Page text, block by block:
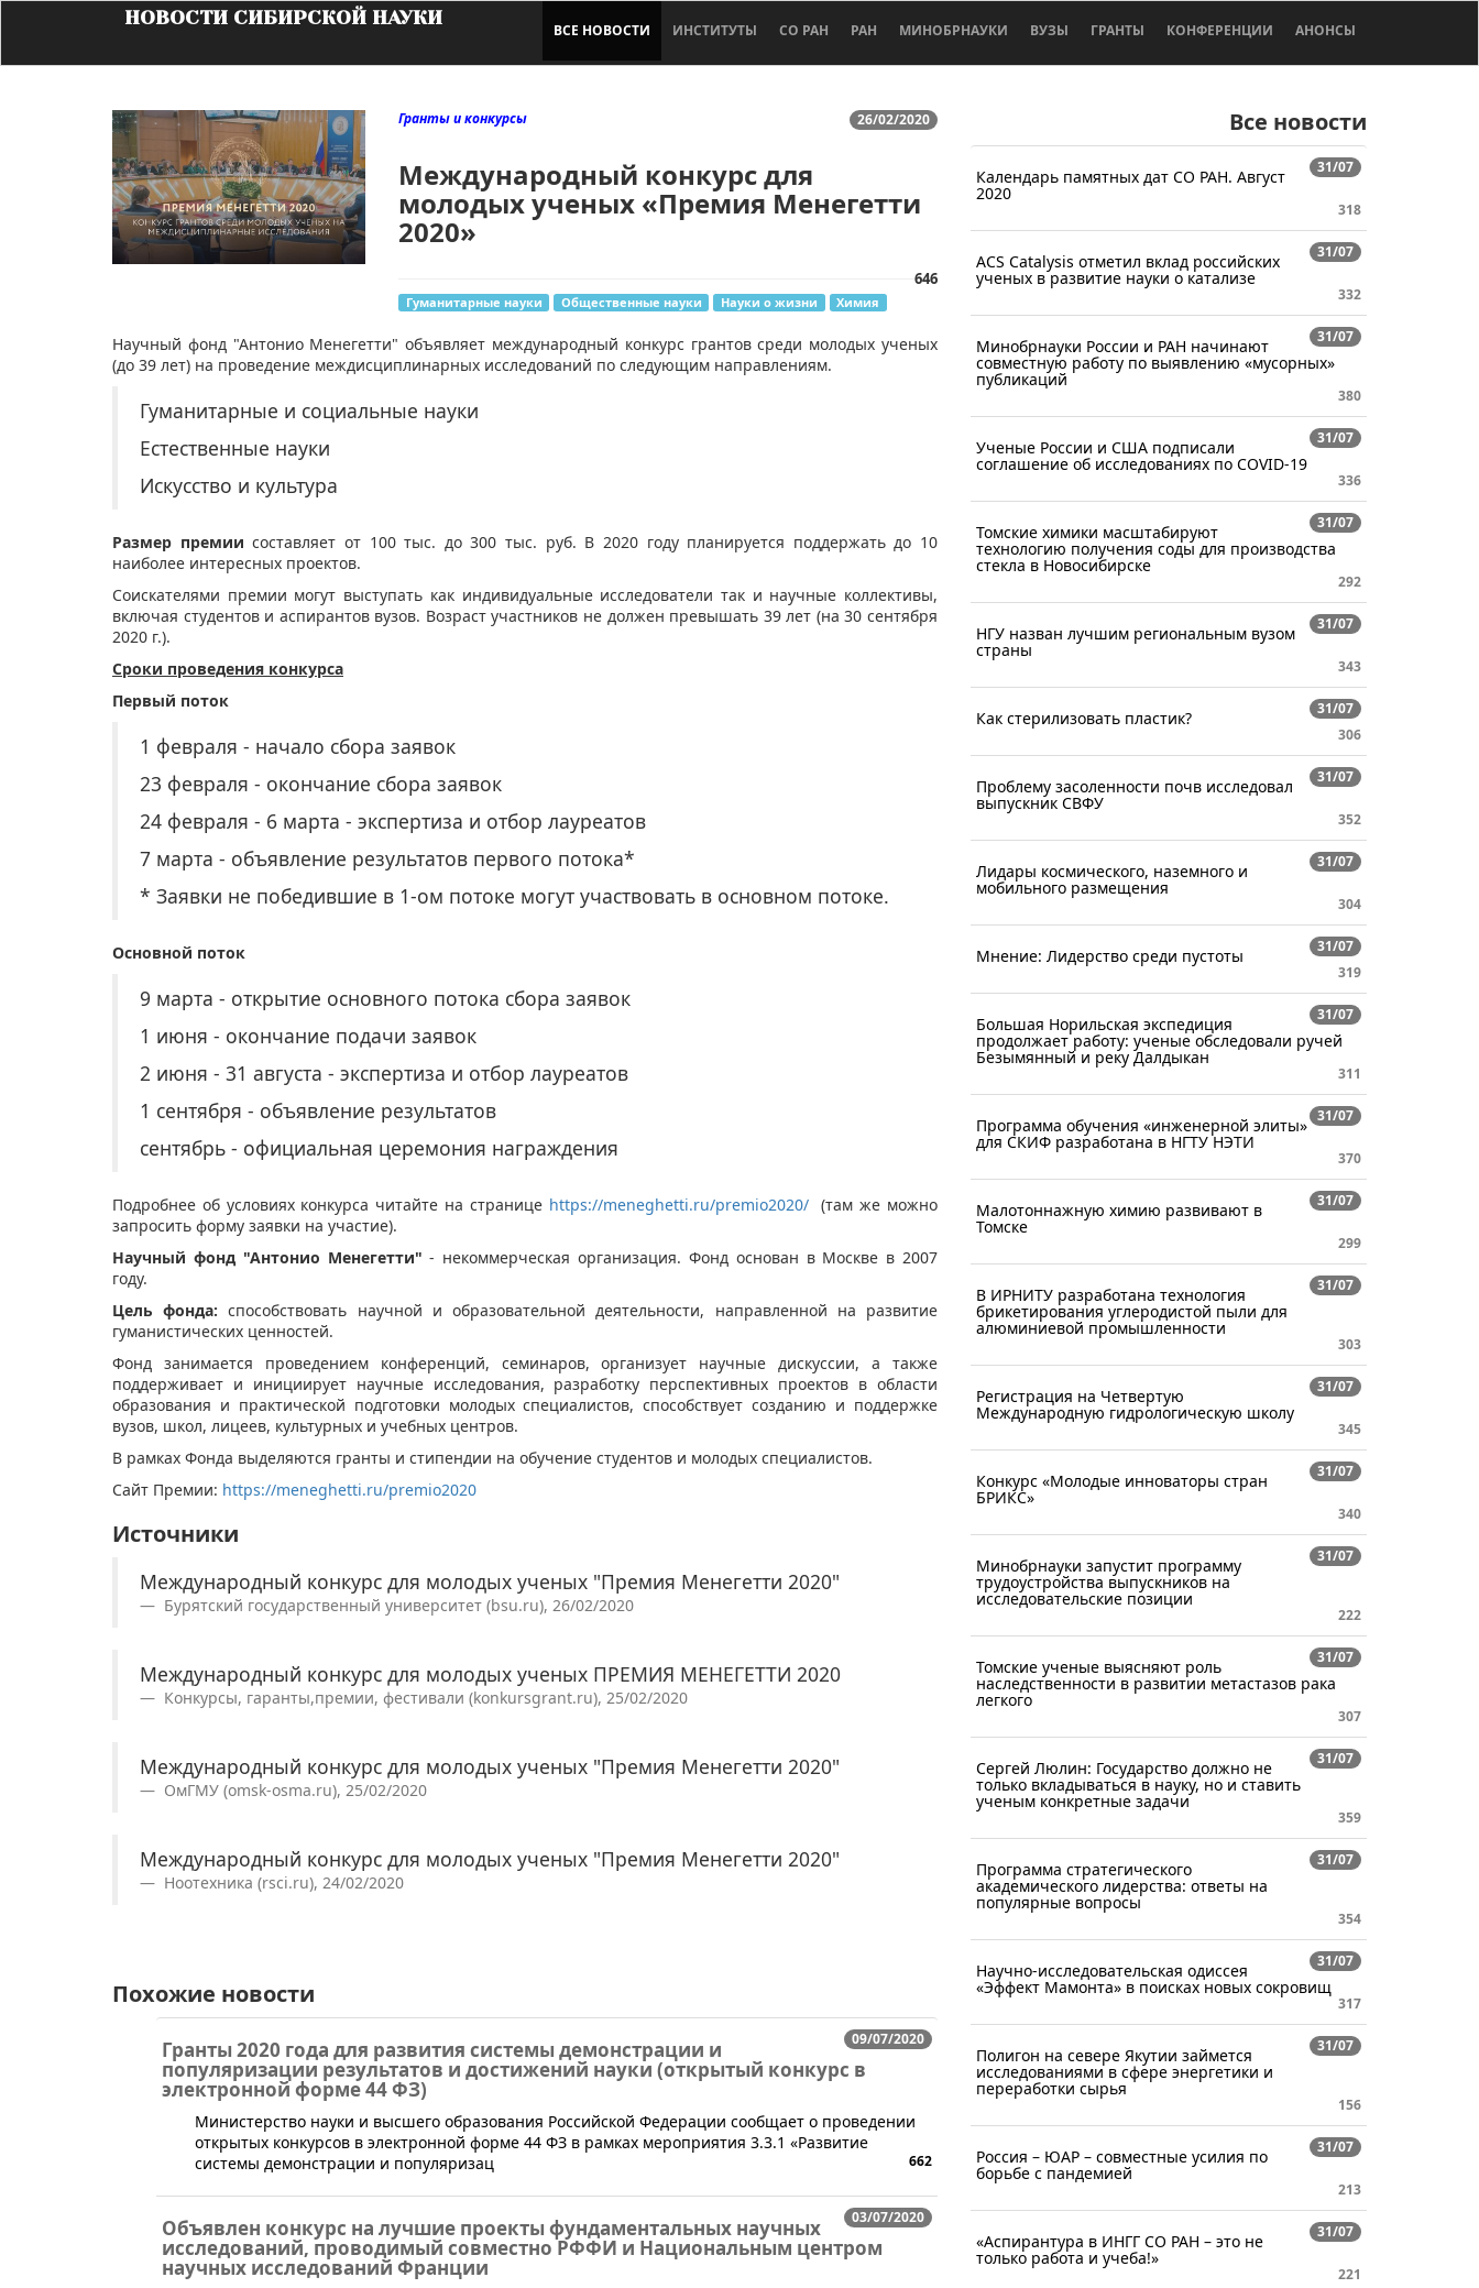
НОВОСТИ СИБИРСКОЙ НАУКИ
ВСЕ НОВОСТИ ИНСТИТУТЫ СО РАН РАН МИНОБРНАУКИ ВУЗЫ ГРАНТЫ КОНФЕРЕНЦИИ АНОНСЫ
26/02/2020
Гранты и конкурсы
Международный конкурс для
молодых ученых «Премия Менегетти
2020»
646
Гуманитарные науки Общественные науки Науки о жизни Химия
​Научный фонд "Антонио Менегетти" объявляет международный конкурс грантов среди молодых ученых
(до 39 лет) на проведение междисциплинарных исследований по следующим направлениям.
Гуманитарные и социальные науки
Естественные науки
Искусство и культура
Размер премии составляет от 100 тыс. до 300 тыс. руб. В 2020 году планируется поддержать до 10
наиболее интересных проектов.
Соискателями премии могут выступать как индивидуальные исследователи так и научные коллективы,
включая студентов и аспирантов вузов. Возраст участников не должен превышать 39 лет (на 30 сентября
2020 г.).
Сроки проведения конкурса
Первый поток
1 февраля - начало сбора заявок
23 февраля - окончание сбора заявок
24 февраля - 6 марта - экспертиза и отбор лауреатов
7 марта - объявление результатов первого потока*
* Заявки не победившие в 1-ом потоке могут участвовать в основном потоке.
Основной поток
9 марта - открытие основного потока сбора заявок
1 июня - окончание подачи заявок
2 июня - 31 августа - экспертиза и отбор лауреатов
1 сентября - объявление результатов
сентябрь - официальная церемония награждения
Подробнее об условиях конкурса читайте на странице https://meneghetti.ru/premio2020/(там же можно
запросить форму заявки на участие).
Научный фонд "Антонио Менегетти" - некоммерческая организация. Фонд основан в Москве в 2007
году.
Цель фонда: способствовать научной и образовательной деятельности, направленной на развитие
гуманистических ценностей.
Фонд занимается проведением конференций, семинаров, организует научные дискуссии, а также
поддерживает и инициирует научные исследования, разработку перспективных проектов в области
образования и практической подготовки молодых специалистов, способствует созданию и поддержке
вузов, школ, лицеев, культурных и учебных центров.
В рамках Фонда выделяются гранты и стипендии на обучение студентов и молодых специалистов.
Сайт Премии: https://meneghetti.ru/premio2020
Источники
Международный конкурс для молодых ученых "Премия Менегетти 2020"
Бурятский государственный университет (bsu.ru), 26/02/2020
Международный конкурс для молодых ученых ПРЕМИЯ МЕНЕГЕТТИ 2020
Конкурсы, гаранты,премии, фестивали (konkursgrant.ru), 25/02/2020
Международный конкурс для молодых ученых "Премия Менегетти 2020"
ОмГМУ (omsk-osma.ru), 25/02/2020
Международный конкурс для молодых ученых "Премия Менегетти 2020"
Ноотехника (rsci.ru), 24/02/2020
Похожие новости
09/07/2020
Гранты 2020 года для развития системы демонстрации и
популяризации результатов и достижений науки (открытый конкурс в
электронной форме 44 ФЗ)
Министерство науки и высшего образования Российской Федерации сообщает о проведении
открытых конкурсов в электронной форме 44 ФЗ в рамках мероприятия 3.3.1 «Развитие
системы демонстрации и популяризац
662
03/07/2020
Объявлен конкурс на лучшие проекты фундаментальных научных
исследований, проводимый совместно РФФИ и Национальным центром
научных исследований Франции
Все новости
31/07
Календарь памятных дат СО РАН. Август
2020
318
31/07
ACS Catalysis отметил вклад российских
ученых в развитие науки о катализе
332
31/07
Минобрнауки России и РАН начинают
совместную работу по выявлению «мусорных»
публикаций
380
31/07
Ученые России и США подписали
соглашение об исследованиях по COVID-19
336
31/07
Томские химики масштабируют
технологию получения соды для производства
стекла в Новосибирске
292
31/07
НГУ назван лучшим региональным вузом
страны
343
31/07
Как стерилизовать пластик?
306
31/07
Проблему засоленности почв исследовал
выпускник СВФУ
352
31/07
Лидары космического, наземного и
мобильного размещения
304
31/07
Мнение: Лидерство среди пустоты
319
31/07
Большая Норильская экспедиция
продолжает работу: ученые обследовали ручей
Безымянный и реку Далдыкан
311
31/07
Программа обучения «инженерной элиты»
для СКИФ разработана в НГТУ НЭТИ
370
31/07
Малотоннажную химию развивают в
Томске
299
31/07
В ИРНИТУ разработана технология
брикетирования углеродистой пыли для
алюминиевой промышленности
303
31/07
Регистрация на Четвертую
Международную гидрологическую школу
345
31/07
Конкурс «Молодые инноваторы стран
БРИКС»
340
31/07
Минобрнауки запустит программу
трудоустройства выпускников на
исследовательские позиции
222
31/07
Томские ученые выясняют роль
наследственности в развитии метастазов рака
легкого
307
31/07
Сергей Люлин: Государство должно не
только вкладываться в науку, но и ставить
ученым конкретные задачи
359
31/07
Программа стратегического
академического лидерства: ответы на
популярные вопросы
354
31/07
Научно-исследовательская одиссея
«Эффект Мамонта» в поисках новых сокровищ
317
31/07
Полигон на севере Якутии займется
исследованиями в сфере энергетики и
переработки сырья
156
31/07
Россия – ЮАР – совместные усилия по
борьбе с пандемией
213
31/07
«Аспирантура в ИНГГ СО РАН – это не
только работа и учеба!»
221